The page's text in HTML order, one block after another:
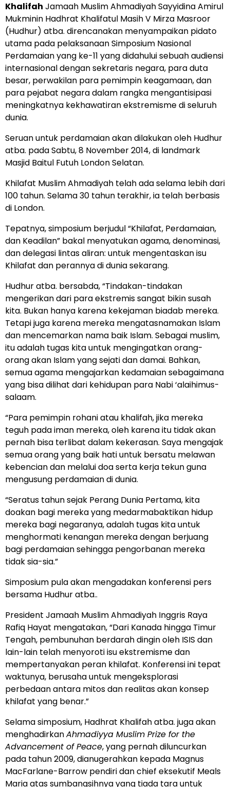
Khalifah Jamaah Muslim Ahmadiyah Sayyidina Amirul
Mukminin Hadhrat Khalifatul Masih V Mirza Masroor
(Hudhur) atba. direncanakan menyampaikan pidato
utama pada pelaksanaan Simposium Nasional
Perdamaian yang ke-11 yang didahului sebuah audiensi
internasional dengan sekretaris negara, para duta
besar, perwakilan para pemimpin keagamaan, dan
para pejabat negara dalam rangka mengantisipasi
meningkatnya kekhawatiran ekstremisme di seluruh
dunia.
Seruan untuk perdamaian akan dilakukan oleh Hudhur
atba. pada Sabtu, 8 November 2014, di landmark
Masjid Baitul Futuh London Selatan.
Khilafat Muslim Ahmadiyah telah ada selama lebih dari
100 tahun. Selama 30 tahun terakhir, ia telah berbasis
di London.
Tepatnya, simposium berjudul “Khilafat, Perdamaian,
dan Keadilan” bakal menyatukan agama, denominasi,
dan delegasi lintas aliran: untuk mengentaskan isu
Khilafat dan perannya di dunia sekarang.
Hudhur atba. bersabda, “Tindakan-tindakan
mengerikan dari para ekstremis sangat bikin susah
kita. Bukan hanya karena kekejaman biadab mereka.
Tetapi juga karena mereka mengatasnamakan Islam
dan mencemarkan nama baik Islam. Sebagai muslim,
itu adalah tugas kita untuk mengingatkan orang-
orang akan Islam yang sejati dan damai. Bahkan,
semua agama mengajarkan kedamaian sebagaimana
yang bisa dilihat dari kehidupan para Nabi ‘alaihimus-
salaam.
“Para pemimpin rohani atau khalifah, jika mereka
teguh pada iman mereka, oleh karena itu tidak akan
pernah bisa terlibat dalam kekerasan. Saya mengajak
semua orang yang baik hati untuk bersatu melawan
kebencian dan melalui doa serta kerja tekun guna
mengusung perdamaian di dunia.
“Seratus tahun sejak Perang Dunia Pertama, kita
doakan bagi mereka yang medarmabaktikan hidup
mereka bagi negaranya, adalah tugas kita untuk
menghormati kenangan mereka dengan berjuang
bagi perdamaian sehingga pengorbanan mereka
tidak sia-sia.”
Simposium pula akan mengadakan konferensi pers
bersama Hudhur atba..
President Jamaah Muslim Ahmadiyah Inggris Raya
Rafiq Hayat mengatakan, “Dari Kanada hingga Timur
Tengah, pembunuhan berdarah dingin oleh ISIS dan
lain-lain telah menyoroti isu ekstremisme dan
mempertanyakan peran khilafat. Konferensi ini tepat
waktunya, berusaha untuk mengeksplorasi
perbedaan antara mitos dan realitas akan konsep
khilafat yang benar.”
Selama simposium, Hadhrat Khalifah atba. juga akan
menghadirkanAhmadiyya Muslim Prize for the
Advancement of Peace, yang pernah diluncurkan
pada tahun 2009, dianugerahkan kepada Magnus
MacFarlane-Barrow pendiri dan chief eksekutif Meals
Maria atas sumbangsihnya yang tiada tara untuk